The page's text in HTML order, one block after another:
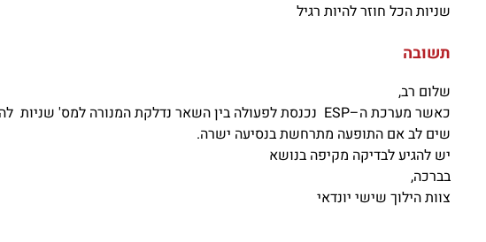
שניות הכל חוזר להיות רגיל
תשובה
שלום רב,
כאשר מערכת ה–ESP נכנסת לפעולה בין השאר נדלקת המנורה למס' שניות להודיע לנהג כי המערכת מופעלת וכן מחשב הרכב מבטל את פעולת דוושת הגז.
שים לב אם התופעה מתרחשת בנסיעה ישרה.
יש להגיע לבדיקה מקיפה בנושא
בברכה,
צוות הילוך שישי יונדאי